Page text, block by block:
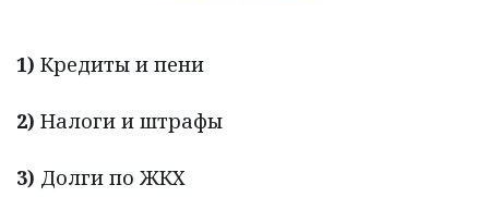
1) Кредиты и пени
2) Налоги и штрафы
3) Долги по ЖКХ